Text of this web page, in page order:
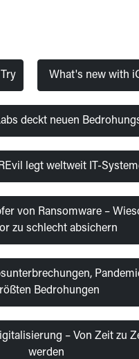
What's new with
deckt neuen
legt weltweit IT-
von Ransomware –
zu schlecht absichern
Bedrohungen
– Von Zeit zu
werden